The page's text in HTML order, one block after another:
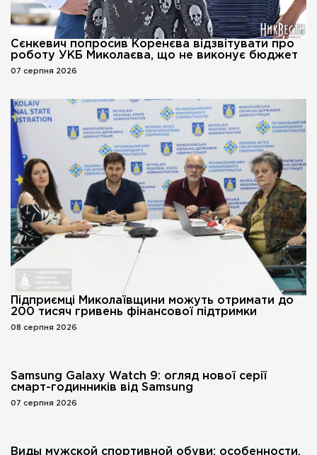
Сєнкевич попросив Коренєва відзвітувати про
роботу УКБ Миколаєва, що не виконує бюджет
07 серпня 2026
Підприємці Миколаївщини можуть отримати до
200 тисяч гривень фінансової підтримки
08 серпня 2026
Samsung Galaxy Watch 9: огляд нової серії
смарт-годинників від Samsung
07 серпня 2026
Виды мужской спортивной обуви: особенности,